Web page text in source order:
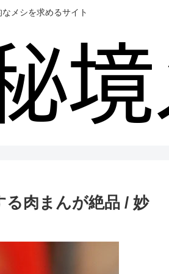
なメシを求めるサイト
る肉まんが絶品 / 妙